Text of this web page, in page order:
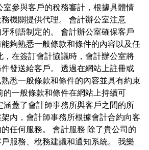
室參與客戶的稅務審計，根據具體情
機關提供代理。 會計辦公室注意
利語制定的。 會計辦公室確保客戶
夠熟悉一般條款和條件的內容以及任
，在簽訂會計協議時，會計辦公室將
發送給客戶。 透過在網站上註冊或
悉一般條款和條件的內容並具有約束
的一般條款和條件在網站上持續可
涵蓋了會計師事務所與客戶之間的所
內，會計師事務所根據會計合約向客
任何服務。 會計服務 除了貴公司的
服務、稅務建議和通知系統。 我樂